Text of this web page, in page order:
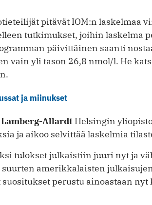
pitävät IOM:n laskelmaa
tutkimukset, joihin laskelma
päivittäinen saanti
vain yli tason 26,8 nmol/l. He
ja miinukset
Allardt Helsingin
ja aikoo selvittää laskelmia
tulokset julkaistiin juuri nyt ja
amerikkalaisten
perustu ainoastaan nyt